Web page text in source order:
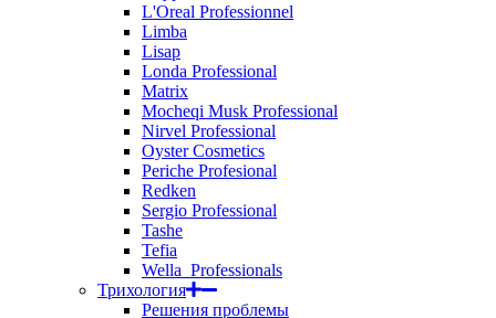
L'Oreal Professionnel
Limba
Lisap
Londa Professional
Matrix
Mocheqi Musk Professional
Nirvel Professional
Oyster Cosmetics
Periche Profesional
Redken
Sergio Professional
Tashe
Tefia
Wella_Professionals
Трихология
Решения проблемы